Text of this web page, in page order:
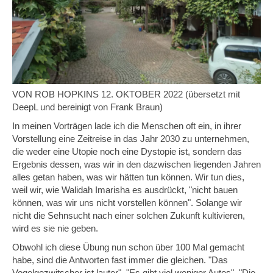
VON ROB HOPKINS 12. OKTOBER 2022 (übersetzt mit
DeepL und bereinigt von Frank Braun)
In meinen Vorträgen lade ich die Menschen oft ein, in ihrer
Vorstellung eine Zeitreise in das Jahr 2030 zu unternehmen,
die weder eine Utopie noch eine Dystopie ist, sondern das
Ergebnis dessen, was wir in den dazwischen liegenden Jahren
alles getan haben, was wir hätten tun können. Wir tun dies,
weil wir, wie Walidah Imarisha es ausdrückt, "nicht bauen
können, was wir uns nicht vorstellen können". Solange wir
nicht die Sehnsucht nach einer solchen Zukunft kultivieren,
wird es sie nie geben.
Obwohl ich diese Übung nun schon über 100 Mal gemacht
habe, sind die Antworten fast immer die gleichen. "Das